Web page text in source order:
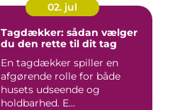
02. jul
Tagdækker: sådan vælger
du den rette til dit tag
En tagdækker spiller en
afgørende rolle for både
husets udseende og
holdbarhed. E...